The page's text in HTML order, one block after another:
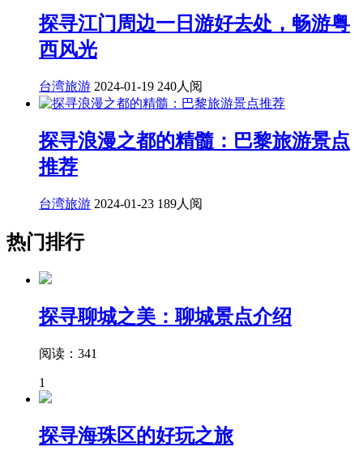
探寻江门周边一日游好去处，畅游粤
西风光
台湾旅游 2024-01-19 240人阅
探寻浪漫之都的精髓：巴黎旅游景点
推荐
台湾旅游 2024-01-23 189人阅
热门排行
探寻聊城之美：聊城景点介绍
阅读：341
1
探寻海珠区的好玩之旅